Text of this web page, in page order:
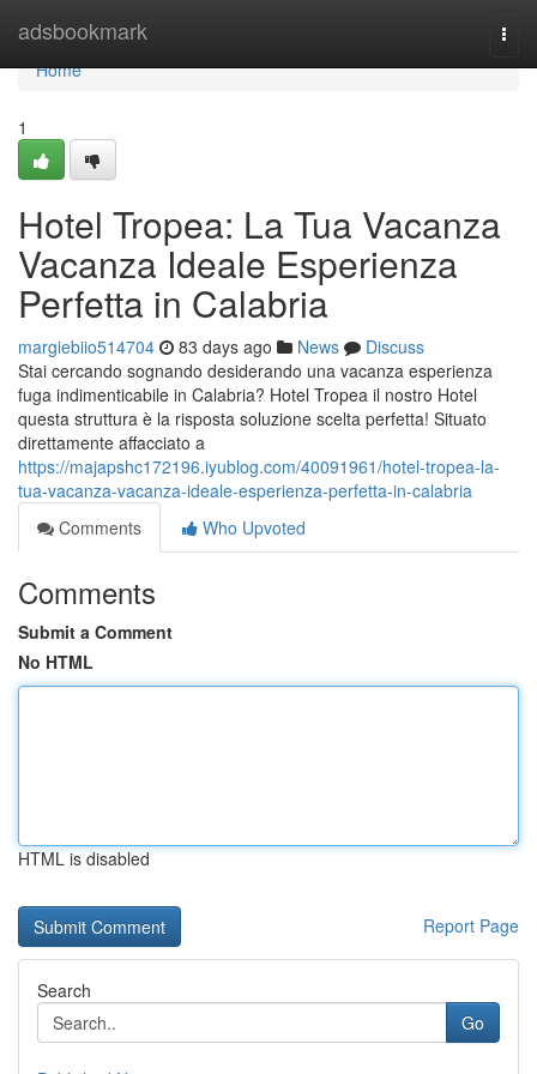
adsbookmark
Home
Home
1
Hotel Tropea: La Tua Vacanza
Vacanza Ideale Esperienza
Perfetta in Calabria
margiebiio514704 83 days ago News
Discuss
Stai cercando sognando desiderando una vacanza esperienza
fuga indimenticabile in Calabria? Hotel Tropea il nostro Hotel
questa struttura è la risposta soluzione scelta perfetta! Situato
direttamente affacciato a
https://majapshc172196.iyublog.com/40091961/hotel-tropea-la-
tua-vacanza-vacanza-ideale-esperienza-perfetta-in-calabria
Comments
Who Upvoted
Comments
Submit a Comment
No HTML
HTML is disabled
Report Page
Search
Go